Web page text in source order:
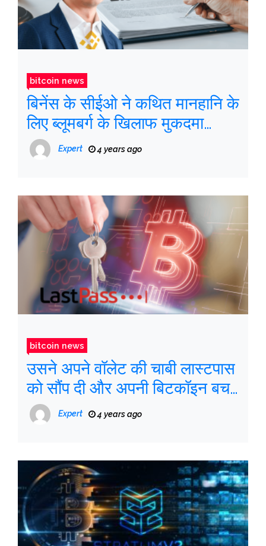
bitcoin news
बिनेंस के सीईओ ने कथित मानहानि के
लिए ब्लूमबर्ग के खिलाफ मुकदमा
चलायाExpert 4 years ago
bitcoin news
उसने अपने वॉलेट की चाबी लास्टपास
को सौंप दी और अपनी बिटकॉइन बचत
खो दीExpert 4 years ago